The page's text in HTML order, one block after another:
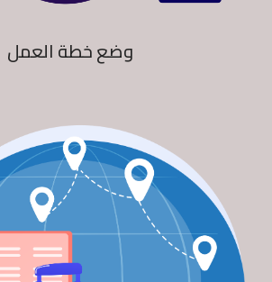
وضع خطة العمل